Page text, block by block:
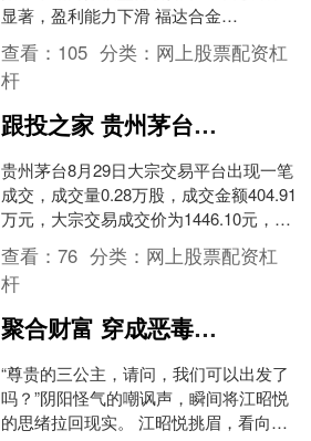
显著，盈利能力下滑 福达合金
（603045）2025年中报显示，公司营业
总收入达....
查看： 105 分类： 网上股票配资杠
杆
跟投之家 贵州茅台大宗交易成交40491万元
贵州茅台8月29日大宗交易平台出现一笔
成交，成交量0.28万股，成交金额404.91
万元，大宗交易成交价为1446.10元，相
对今日收盘价折价2.29%。该笔交....
查看：76 分类： 网上股票配资杠
杆
聚合财富 穿成恶毒向导成了顶尖哨兵们的心尖宠 江昭悦 “尊贵的三公主，请问，我们可以出发了吗？”阴阳怪气的嘲讽声，瞬间将江昭悦的思绪拉回现实。
“尊贵的三公主，请问，我们可以出发了
吗？”阴阳怪气的嘲讽声，瞬间将江昭悦
的思绪拉回现实。 江昭悦挑眉，看向面